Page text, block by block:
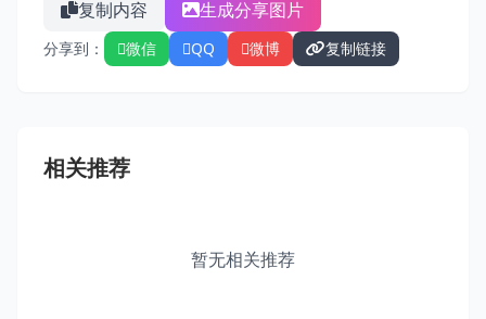
复制内容 生成分享图片
分享到： 微信 QQ 微博 复制链接
相关推荐
暂无相关推荐